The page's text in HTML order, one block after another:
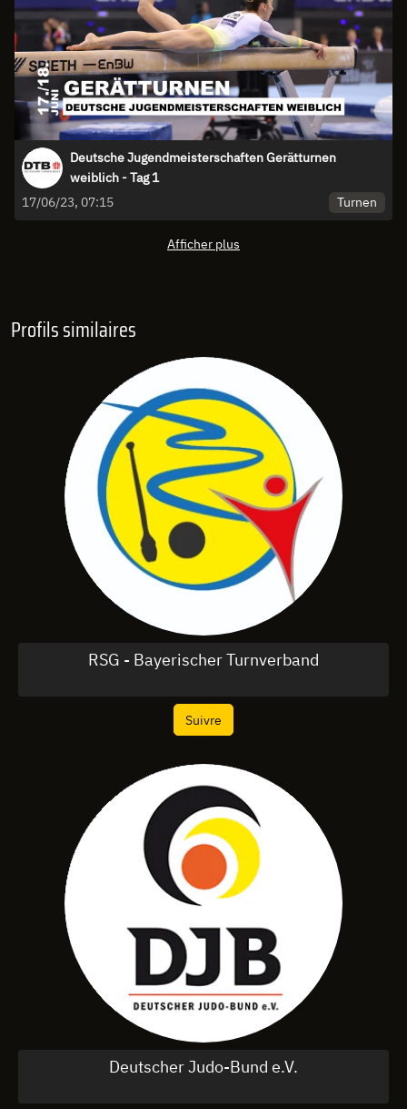
Deutsche Jugendmeisterschaften Gerätturnen
weiblich - Tag 1
17/06/23, 07:15
Turnen
Afficher plus
Profils similaires
RSG - Bayerischer Turnverband
Suivre
Deutscher Judo-Bund e.V.